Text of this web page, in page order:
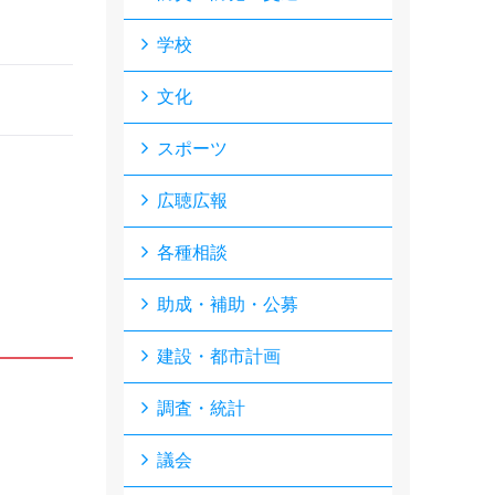
学校
文化
スポーツ
広聴広報
各種相談
助成・補助・公募
建設・都市計画
調査・統計
議会